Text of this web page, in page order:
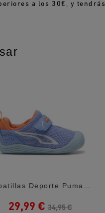
a los 30€, y
29,99 € 34,95 €